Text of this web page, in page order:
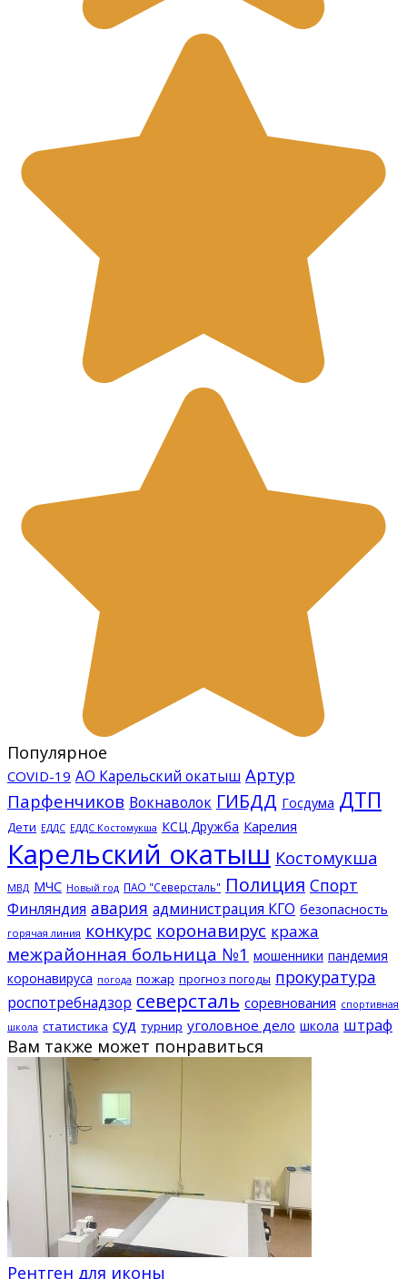
Популярное
COVID-19 АО Карельский окатыш Артур
Парфенчиков Вокнаволок ГИБДД Госдума ДТП
Дети ЕДДС ЕДДС Костомукша КСЦ Дружба Карелия
Карельский окатыш Костомукша
МВД МЧС Новый год ПАО "Северсталь" Полиция Спорт
Финляндия авария администрация КГО безопасность
горячая линия конкурс коронавирус кража
межрайонная больница №1 мошенники пандемия
коронавируса погода пожар прогноз погоды прокуратура
роспотребнадзор северсталь соревнования спортивная
школа статистика суд турнир уголовное дело школа штраф
Вам также может понравиться
Рентген для иконы